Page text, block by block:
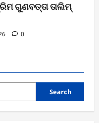
ଗୁଣବତ୍ତା ତାଲିମ୍
0
Search